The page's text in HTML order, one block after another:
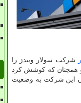
شرکت سولار ویندز را
و همچنان که کوشش کرد
این شرکت به وضعیت